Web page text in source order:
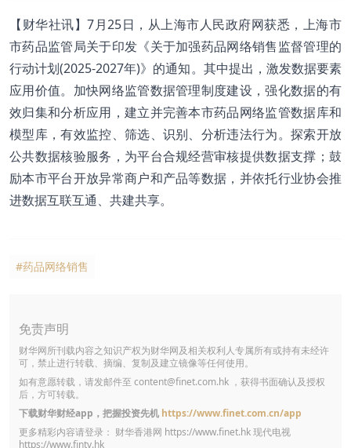
【财华社讯】7月25日，从上海市人民政府网获悉，上海市
市药品监管局关于印发《关于加强药品网络销售监督管理的
行动计划(2025-2027年)》的通知。其中提出，激发数据要素
应用价值。加快网络监管数据管理制度建设，强化数据的有
效归集和分析应用，建立并完善本市药品网络监管数据库和
模型库，有效监控、筛选、识别、分析违法行为。探索开放
公共数据核验服务，为平台合规经营审核提供数据支撑；鼓
励本市平台开放异常商户和产品等数据，并依托行业协会推
进数据互联互通、共建共享。
#药品网络销售
免责声明
财华网所刊载内容之知识产权为财华网及相关权利人专属所有或持有未经许
可，禁止进行转载、摘编、复制及建立镜像等任何使用。
如有意愿转载，请发邮件至 content@finet.com.hk ，获得书面确认及授权
后，方可转载。
下载财华财经app，把握投资先机 https://www.finet.com.cn/app
更多精彩内容请登录： 财华香港网 https://www.finet.hk现代电视
https://www.fintv.hk